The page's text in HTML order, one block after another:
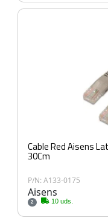
Cable Red Aisens
30Cm
P/N: A133-0175
Aisens
2 10 uds.